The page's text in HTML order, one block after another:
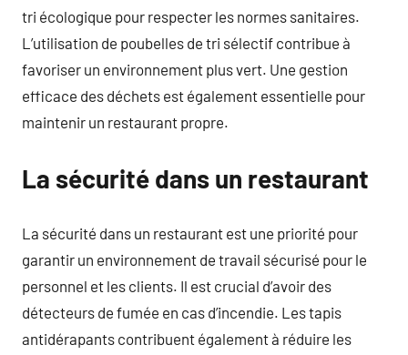
tri écologique pour respecter les normes sanitaires.
L’utilisation de poubelles de tri sélectif contribue à
favoriser un environnement plus vert. Une gestion
efficace des déchets est également essentielle pour
maintenir un restaurant propre.
La sécurité dans un restaurant
La sécurité dans un restaurant est une priorité pour
garantir un environnement de travail sécurisé pour le
personnel et les clients. Il est crucial d’avoir des
détecteurs de fumée en cas d’incendie. Les tapis
antidérapants contribuent également à réduire les